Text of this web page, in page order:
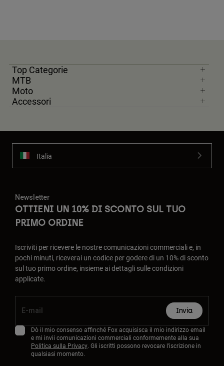
Top Categorie
MTB
Moto
Accessori
Italia
Newsletter
OTTIENI UN 10% DI SCONTO SUL TUO
PRIMO ORDINE
Iscriviti per ricevere le nostre comunicazioni commerciali e, in
pochi minuti, riceverai un codice per godere di un 10% di sconto
sul tuo primo ordine, insieme ai dettagli sulle condizioni
applicate.
Invia
Dò il mio consenso affinché Fox acquisisca il mio indirizzo email
e mi invii comunicazioni commerciali conformemente alla sua
Politica sulla Privacy. Gli iscritti possono revocare l'iscrizione in
qualsiasi momento.